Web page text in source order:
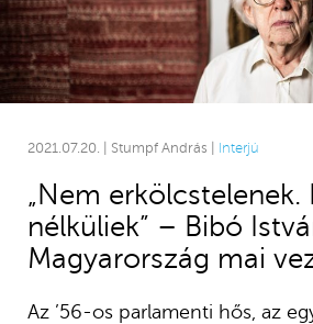
2021.07.20. | Stumpf András | Interjú
„Nem erkölcstelenek.
nélküliek” – Bibó
Magyarország mai
Az ’56-os parlamenti hős, az